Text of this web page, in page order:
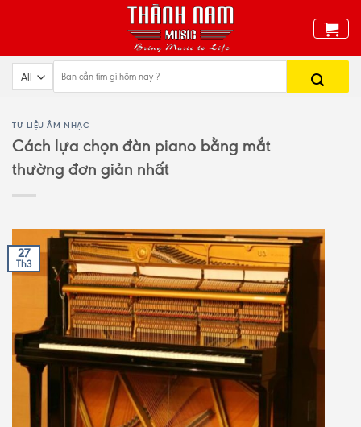
TƯ LIỆU ÂM NHẠC
Cách lựa chọn đàn piano bằng mắt
thường đơn giản nhất
27
Th3